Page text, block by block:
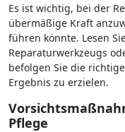
Es ist wichtig, bei der
übermäßige Kraft
führen könnte. Lesen
Reparaturwerkzeugs
befolgen Sie die
Ergebnis zu erzielen.
Pflege